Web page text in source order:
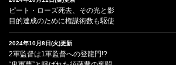
ピート・ローズ死去、その光と影
目的達成のために権謀術数も駆使
2024年10月8日(火)更新
2軍監督は1軍監督への登龍門!?